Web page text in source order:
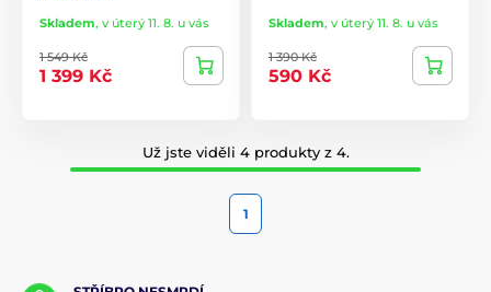
Skladem, v úterý 11. 8. u vás
1 549 Kč
1 399 Kč
Skladem, v úterý 11. 8. u vás
1 390 Kč
590 Kč
Už jste viděli 4 produkty z 4.
1